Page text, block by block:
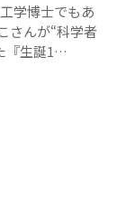
学博士でもあ
さんが“科学者
『生誕1…